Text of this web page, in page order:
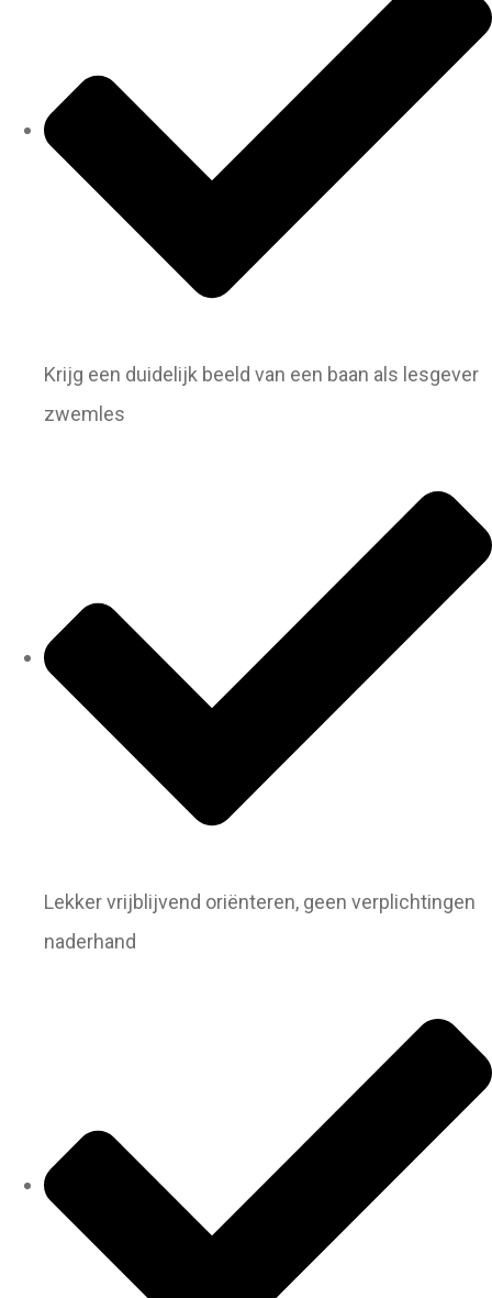
Krijg een duidelijk beeld van een baan als lesgever
zwemles
Lekker vrijblijvend oriënteren, geen verplichtingen
naderhand